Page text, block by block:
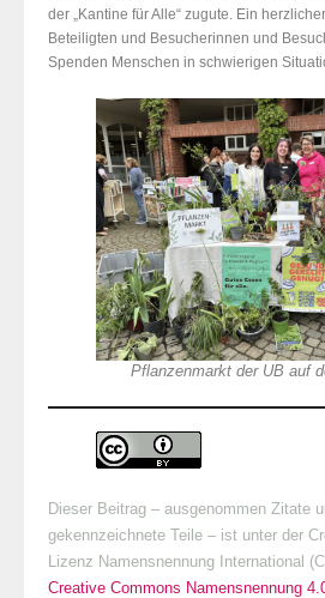
der „Kantine für Alle“ zugute. Ein
Beteiligten und Besucherinnen und
Spenden Menschen in schwierigen
Pflanzenmarkt der UB auf
Dieser Beitrag – ausgenommen Zitate
gekennzeichnete Teile – ist unter der
Lizenz Namensnennung International
Creative Commons Namensnennung